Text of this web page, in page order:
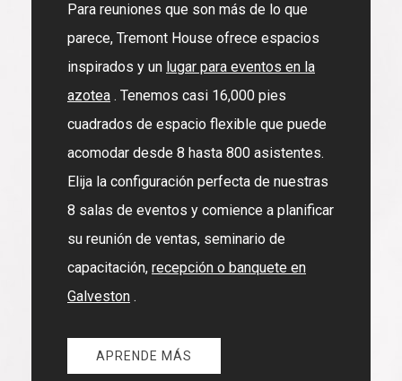
Para reuniones que son más de lo que
parece, Tremont House ofrece espacios
inspirados y un lugar para eventos en la
azotea . Tenemos casi 16,000 pies
cuadrados de espacio flexible que puede
acomodar desde 8 hasta 800 asistentes.
Elija la configuración perfecta de nuestras
8 salas de eventos y comience a planificar
su reunión de ventas, seminario de
capacitación, recepción o banquete en
Galveston .
APRENDE MÁS